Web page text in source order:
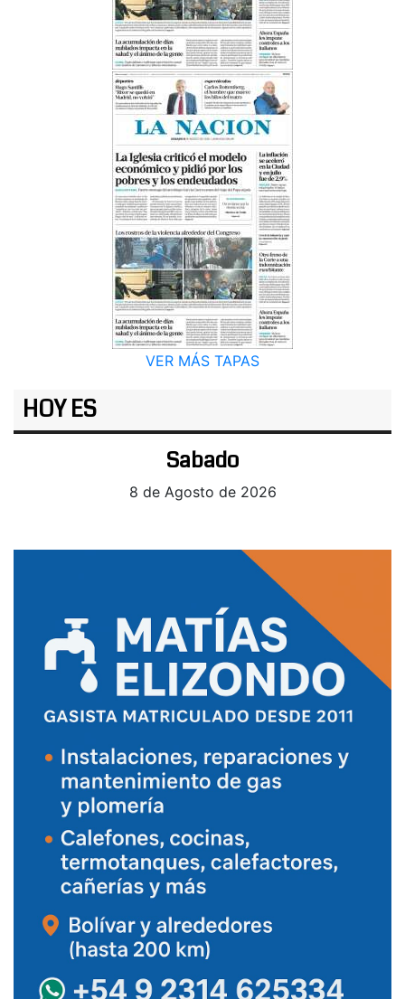
VER MÁS TAPAS
HOY ES
Sabado
8 de Agosto de 2026